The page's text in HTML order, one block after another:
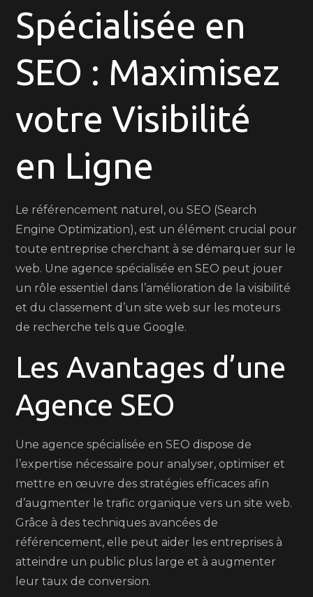
Ligne
avec
Agence
SEO
Spécialisée en
SEO : Maximisez
votre Visibilité
en Ligne
Le référencement naturel, ou SEO (Search
Engine Optimization), est un élément crucial pour
toute entreprise cherchant à se démarquer sur le
web. Une agence spécialisée en SEO peut jouer
un rôle essentiel dans l’amélioration de la visibilité
et du classement d’un site web sur les moteurs
de recherche tels que Google.
Les Avantages d’une
Agence SEO
Une agence spécialisée en SEO dispose de
l’expertise nécessaire pour analyser, optimiser et
mettre en œuvre des stratégies efficaces afin
d’augmenter le trafic organique vers un site web.
Grâce à des techniques avancées de
référencement, elle peut aider les entreprises à
atteindre un public plus large et à augmenter
leur taux de conversion.